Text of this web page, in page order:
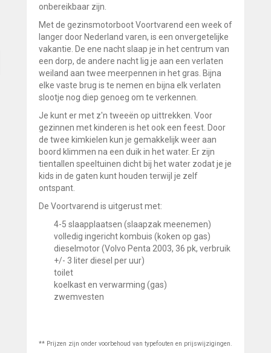
onbereikbaar zijn.
Met de gezinsmotorboot Voortvarend een week of
langer door Nederland varen, is een onvergetelijke
vakantie. De ene nacht slaap je in het centrum van
een dorp, de andere nacht lig je aan een verlaten
weiland aan twee meerpennen in het gras. Bijna
elke vaste brug is te nemen en bijna elk verlaten
slootje nog diep genoeg om te verkennen.
Je kunt er met z'n tweeën op uittrekken. Voor
gezinnen met kinderen is het ook een feest. Door
de twee kimkielen kun je gemakkelijk weer aan
boord klimmen na een duik in het water. Er zijn
tientallen speeltuinen dicht bij het water zodat je je
kids in de gaten kunt houden terwijl je zelf
ontspant.
De Voortvarend is uitgerust met:
4-5 slaapplaatsen (slaapzak meenemen)
volledig ingericht kombuis (koken op gas)
dieselmotor (Volvo Penta 2003, 36 pk, verbruik
+/- 3 liter diesel per uur)
toilet
koelkast en verwarming (gas)
zwemvesten
** Prijzen zijn onder voorbehoud van typefouten en prijswijzigingen.